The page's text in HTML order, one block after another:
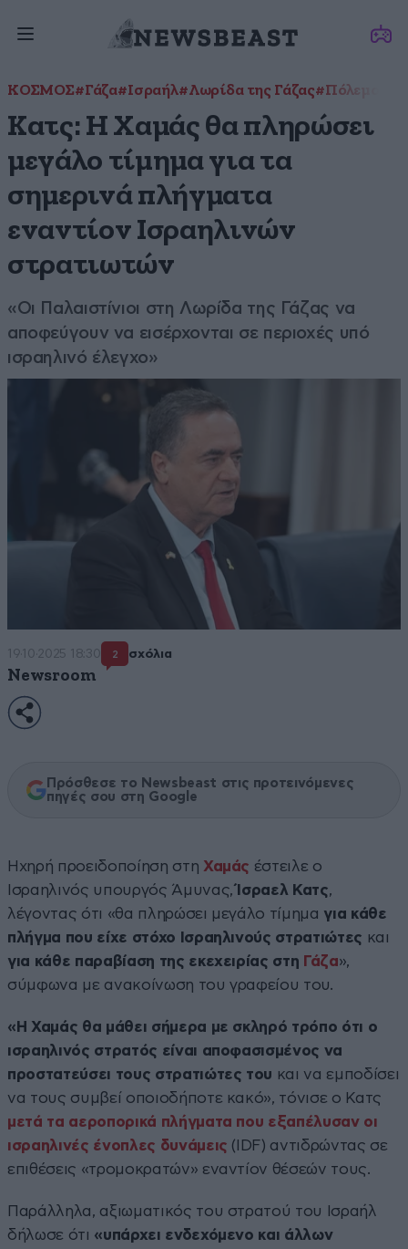
ΚΟΣΜΟΣ#Γάζα#Ισραήλ#Λωρίδα της Γάζας#Πόλεμος
Κατς: Η Χαμάς θα πληρώσει
μεγάλο τίμημα για τα
σημερινά πλήγματα
εναντίον Ισραηλινών
στρατιωτών
«Οι Παλαιστίνιοι στη Λωρίδα της Γάζας να
αποφεύγουν να εισέρχονται σε περιοχές υπό
ισραηλινό έλεγχο»
19·10·2025 18:30 2 σχόλια
Newsroom
Πρόσθεσε το Newsbeast στις προτεινόμενες
πηγές σου στη Google
Ηχηρή προειδοποίηση στη Χαμάς έστειλε ο
Ισραηλινός υπουργός Άμυνας, Ίσραελ Κατς,
λέγοντας ότι «θα πληρώσει μεγάλο τίμημα για κάθε
πλήγμα που είχε στόχο Ισραηλινούς στρατιώτες και
για κάθε παραβίαση της εκεχειρίας στη Γάζα»,
σύμφωνα με ανακοίνωση του γραφείου του.
«Η Χαμάς θα μάθει σήμερα με σκληρό τρόπο ότι ο
ισραηλινός στρατός είναι αποφασισμένος να
προστατεύσει τους στρατιώτες του και να εμποδίσει
να τους συμβεί οποιοδήποτε κακό», τόνισε ο Κατς
μετά τα αεροπορικά πλήγματα που εξαπέλυσαν οι
ισραηλινές ένοπλες δυνάμεις (IDF) αντιδρώντας σε
επιθέσεις «τρομοκρατών» εναντίον θέσεών τους.
Παράλληλα, αξιωματικός του στρατού του Ισραήλ
δήλωσε ότι «υπάρχει ενδεχόμενο και άλλων